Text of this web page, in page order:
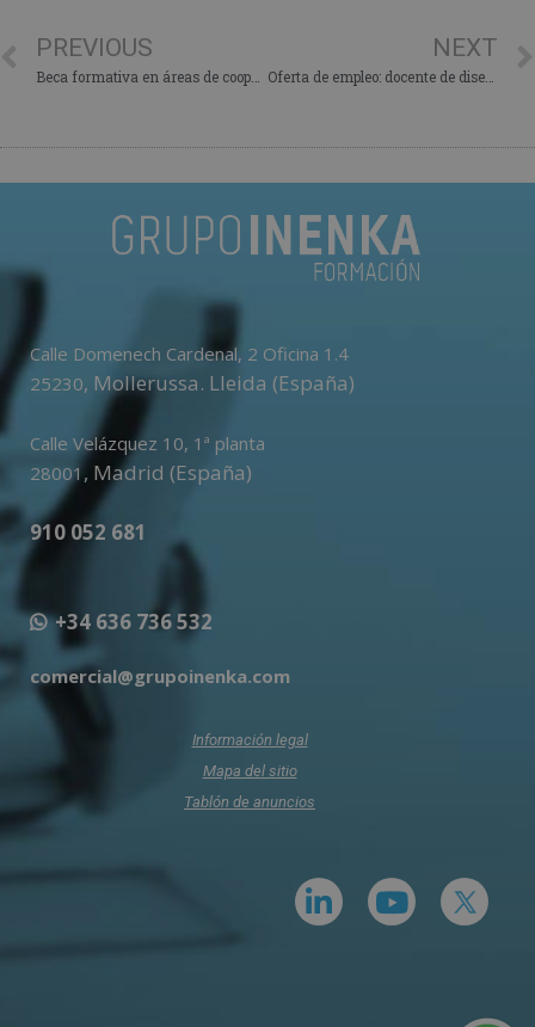
PREVIOUS NEXT
Oferta de empleo: docente de diseño de tuberías industriales
Calle Domenech Cardenal, 2 Oficina 1.4
25230, Mollerussa. Lleida (España)
Calle Velázquez 10, 1ª planta
28001, Madrid (España)
910 052 681
+34 636 736 532
comercial@grupoinenka.com
Información legal
Mapa del sitio
Tablón de anuncios